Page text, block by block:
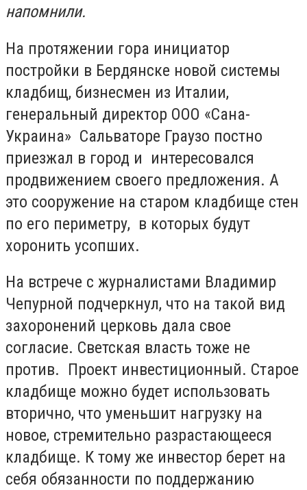
напомнили.
На протяжении гора инициатор
постройки в Бердянске новой системы
кладбищ, бизнесмен из Италии,
генеральный директор ООО «Сана-
Украина» Сальваторе Граузо постно
приезжал в город и интересовался
продвижением своего предложения. А
это сооружение на старом кладбище стен
по его периметру, в которых будут
хоронить усопших.
На встрече с журналистами Владимир
Чепурной подчеркнул, что на такой вид
захоронений церковь дала свое
согласие. Светская власть тоже не
против. Проект инвестиционный. Старое
кладбище можно будет использовать
вторично, что уменьшит нагрузку на
новое, стремительно разрастающееся
кладбище. К тому же инвестор берет на
себя обязанности по поддержанию